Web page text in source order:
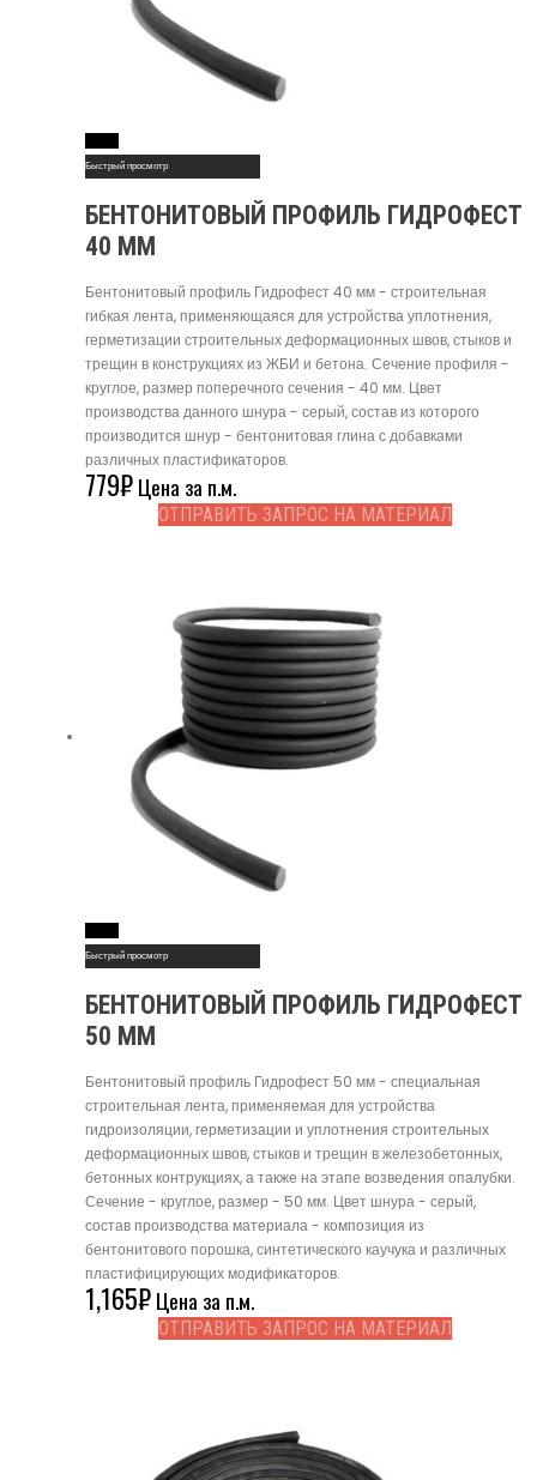
Быстрый просмотр
БЕНТОНИТОВЫЙ ПРОФИЛЬ ГИДРОФЕСТ
40 ММ
Бентонитовый профиль Гидрофест 40 мм - строительная
гибкая лента, применяющаяся для устройства уплотнения,
герметизации строительных деформационных швов, стыков и
трещин в конструкциях из ЖБИ и бетона. Сечение профиля -
круглое, размер поперечного сечения - 40 мм. Цвет
производства данного шнура - серый, состав из которого
производится шнур - бентонитовая глина с добавками
различных пластификаторов.
779₽Цена за п.м.
ОТПРАВИТЬ ЗАПРОС НА МАТЕРИАЛ
Быстрый просмотр
БЕНТОНИТОВЫЙ ПРОФИЛЬ ГИДРОФЕСТ
50 ММ
Бентонитовый профиль Гидрофест 50 мм - специальная
строительная лента, применяемая для устройства
гидроизоляции, герметизации и уплотнения строительных
деформационных швов, стыков и трещин в железобетонных,
бетонных контрукциях, а также на этапе возведения опалубки.
Сечение - круглое, размер - 50 мм. Цвет шнура - серый,
состав производства материала - композиция из
бентонитового порошка, синтетического каучука и различных
пластифицирующих модификаторов.
1,165₽Цена за п.м.
ОТПРАВИТЬ ЗАПРОС НА МАТЕРИАЛ